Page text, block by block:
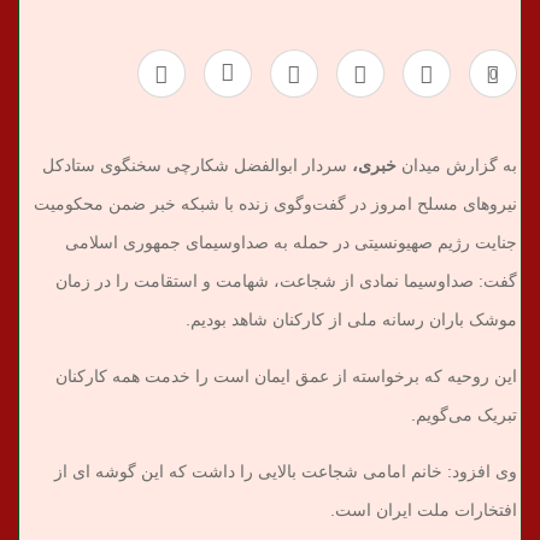
ر
ی
0
به گزارش میدان خبری، سردار ابوالفضل شکارچی سخنگوی ستادکل
نیروهای مسلح امروز در گفت‌وگوی زنده با شبکه خبر ضمن محکومیت
جنایت رژیم صهیونسیتی در حمله به صداوسیمای جمهوری اسلامی
گفت: صداوسیما نمادی از شجاعت، شهامت و استقامت را در زمان
موشک باران رسانه ملی از کارکنان شاهد بودیم.
این روحیه که برخواسته از عمق ایمان است را خدمت همه کارکنان
تبریک می‌گویم.
وی افزود: خانم امامی شجاعت بالایی را داشت که این گوشه ای از
افتخارات ملت ایران است.